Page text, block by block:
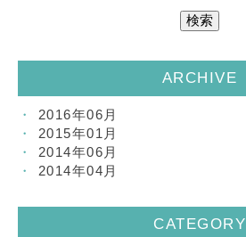
ARCHIVE
2016年06月
2015年01月
2014年06月
2014年04月
CATEGORY